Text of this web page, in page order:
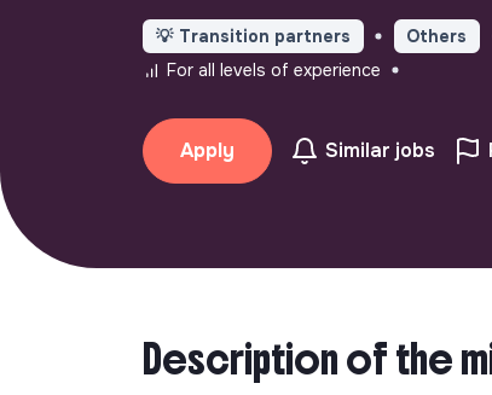
💡 Transition partners Others
For all levels of experience
Apply Similar jobs
Description of the